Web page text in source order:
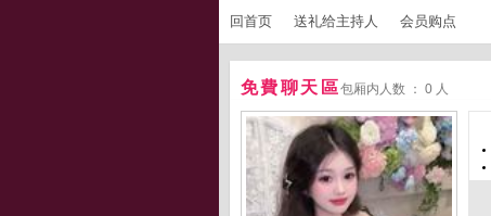
回首页 送礼给主持人 会员购点
免費聊天區包厢内人数 ： 0 人